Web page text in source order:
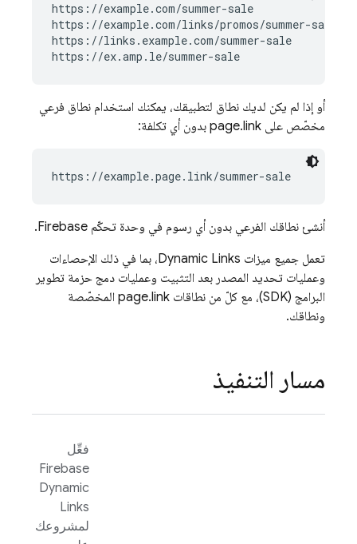
https://example.com/summer-sale
https://example.com/links/promos/summer-sale
https://links.example.com/summer-sale
أو إذا لم يكن لديك نطاق لتطبيقك، يمكنك استخدام نطاق فرعي
مخصّص على page.link بدون أي تكلفة:
https://example.page.link/summer-sale
أنشئ نطاقك الفرعي بدون أي رسوم في وحدة تحكّم Firebase
.
تعمل جميع ميزات Dynamic Links، بما في ذلك الإحصاءات
وعمليات تحديد المصدر بعد التثبيت وعمليات دمج حزمة تطوير
البرامج (SDK)، مع كلّ من نطاقات page.link المخصّصة
ونطاقك.
مسار التنفيذ
فعِّل
Firebase
Dynamic
Links
لمشروعك